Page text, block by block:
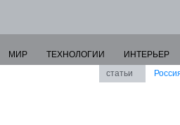
МИР ТЕХНОЛОГИИ
ИНТЕРЬЕР
статьи